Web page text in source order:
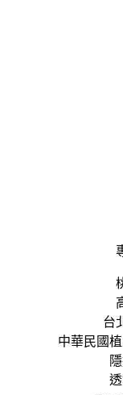
台
中華民國